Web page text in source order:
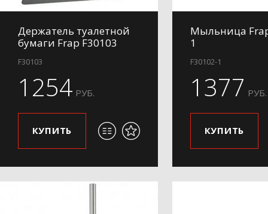
Держатель туалетной
бумаги Frap F30103
F30103
1254 РУБ.
КУПИТЬ
Мыльница
1
F30102-1
1377 РУБ.
КУПИТЬ